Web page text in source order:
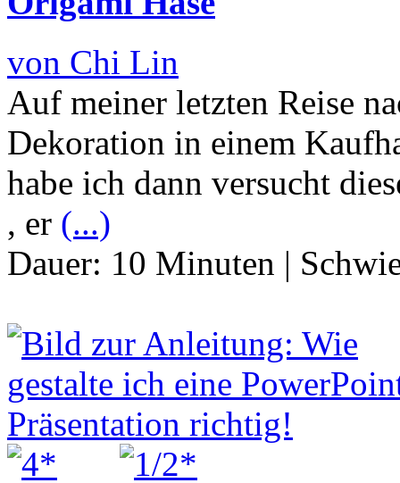
von Chi Lin
Auf meiner letzten Reise
Dekoration in einem
habe ich dann versucht
, er (...)
Dauer: 10 Minuten |